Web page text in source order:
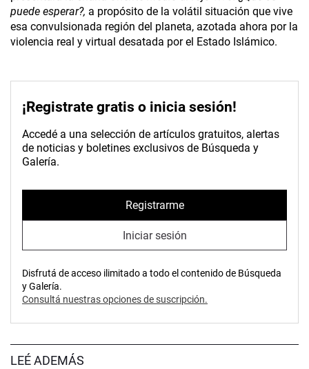
puede esperar?, a propósito de la volátil situación que vive
esa convulsionada región del planeta, azotada ahora por la
violencia real y virtual desatada por el Estado Islámico.
¡Registrate gratis o inicia sesión!
Accedé a una selección de artículos gratuitos, alertas
de noticias y boletines exclusivos de Búsqueda y
Galería.
Registrarme
Iniciar sesión
Disfrutá de acceso ilimitado a todo el contenido de Búsqueda
y Galería.
Consultá nuestras opciones de suscripción.
LEÉ ADEMÁS